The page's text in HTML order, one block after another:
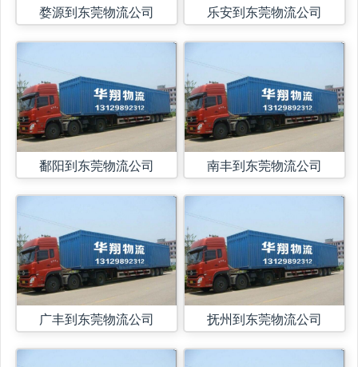
婺源到东莞物流公司
鄱阳到东莞物流公司
广丰到东莞物流公司
乐安到东莞物流公司
南丰到东莞物流公司
抚州到东莞物流公司